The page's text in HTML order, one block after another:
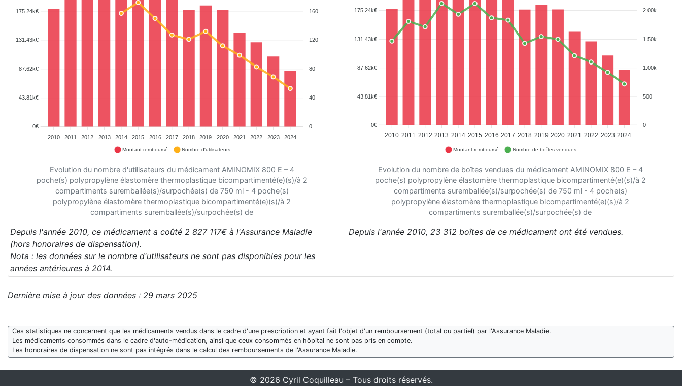
2010 2011 2012 2013 2014 2015 2016 2017 2018 2019 2020 2021 2022 2023 2024
160
120
80
40
0
175.24k€
131.43k€
87.62k€
43.81k€
0€
Montant remboursé Nombre d'utilisateurs
Evolution du nombre d'utilisateurs du médicament AMINOMIX 800 E – 4
poche(s) polypropylène élastomère thermoplastique bicompartimenté(e)(s)/à 2
compartiments suremballée(s)/surpochée(s) de 750 ml - 4 poche(s)
polypropylène élastomère thermoplastique bicompartimenté(e)(s)/à 2
compartiments suremballée(s)/surpochée(s) de
Depuis l'année 2010, ce médicament a coûté 2 827 117€ à l'Assurance Maladie
(hors honoraires de dispensation).
Nota : les données sur le nombre d'utilisateurs ne sont pas disponibles pour les
années antérieures à 2014.
2010 2011 2012 2013 2014 2015 2016 2017 2018 2019 2020 2021 2022 2023 2024
2.00k
1.50k
1.00k
500
0
175.24k€
131.43k€
87.62k€
43.81k€
0€
Montant remboursé Nombre de boîtes vendues
Evolution du nombre de boîtes vendues du médicament AMINOMIX 800 E – 4
poche(s) polypropylène élastomère thermoplastique bicompartimenté(e)(s)/à 2
compartiments suremballée(s)/surpochée(s) de 750 ml - 4 poche(s)
polypropylène élastomère thermoplastique bicompartimenté(e)(s)/à 2
compartiments suremballée(s)/surpochée(s) de
Depuis l'année 2010, 23 312 boîtes de ce médicament ont été vendues.
Dernière mise à jour des données : 29 mars 2025
Ces statistiques ne concernent que les médicaments vendus dans le cadre d'une prescription et ayant fait l'objet d'un remboursement (total ou partiel) par l'Assurance Maladie.
Les médicaments consommés dans le cadre d'auto-médication, ainsi que ceux consommés en hôpital ne sont pas pris en compte.
Les honoraires de dispensation ne sont pas intégrés dans le calcul des remboursements de l'Assurance Maladie.
© 2026 Cyril Coquilleau – Tous droits réservés.